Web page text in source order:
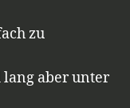
zu
aber unter